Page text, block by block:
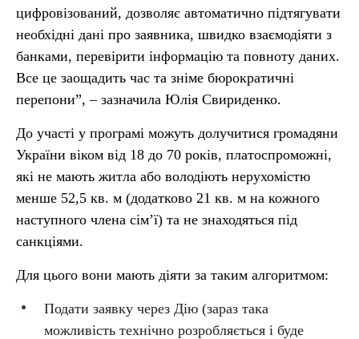
цифровізований, дозволяє автоматично підтягувати
необхідні дані про заявника, швидко взаємодіяти з
банками, перевірити інформацію та повноту даних.
Все це заощадить час та зніме бюрократичні
перепони”, – зазначила Юлія Свириденко.
До участі у програмі можуть долучитися громадяни
України віком від 18 до 70 років, платоспроможні,
які не мають житла або володіють нерухомістю
менше 52,5 кв. м (додатково 21 кв. м на кожного
наступного члена сім’ї) та не знаходяться під
санкціями.
Для цього вони мають діяти за таким алгоритмом:
Подати заявку через Дію (зараз така
можливість технічно розробляється і буде